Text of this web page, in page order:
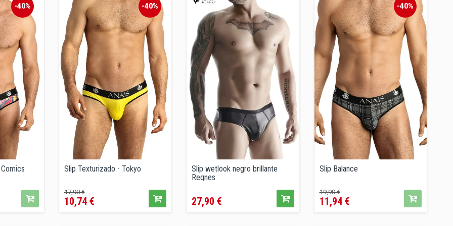
-40% -40%
Slip Texturizado - Tokyo
Precio
regular
17,90 €Precio
10,74 €
Slip wetlook negro brillante
Regnes
27,90 €
-40%
Slip Balance
Precio
regular
19,90 €Precio
11,94 €